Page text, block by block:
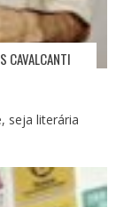
CAVALCANTI
seja literária